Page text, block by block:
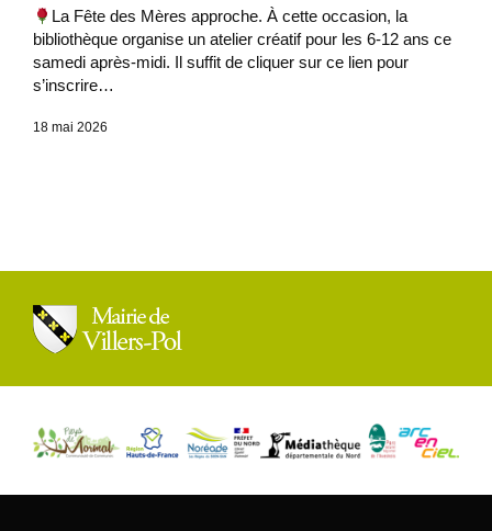
La Fête des Mères approche. À cette occasion, la
bibliothèque organise un atelier créatif pour les 6-12 ans ce
samedi après-midi. Il suffit de cliquer sur ce lien pour
s’inscrire…
18 mai 2026